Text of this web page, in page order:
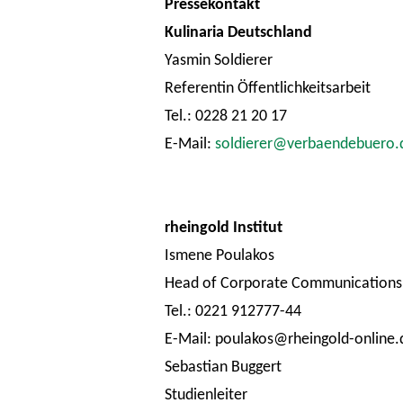
Pressekontakt
Kulinaria Deutschland
Yasmin Soldierer
Referentin Öffentlichkeitsarbeit
Tel.: 0228 21 20 17
E-Mail:
rheingold Institut
Ismene Poulakos
Head of Corporate Communications
Tel.: 0221 912777-44
E-Mail: poulakos@rheingold-
Sebastian Buggert
Studienleiter